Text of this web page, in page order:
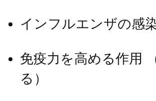
インフルエンザの感
免疫力を高める作用
る）